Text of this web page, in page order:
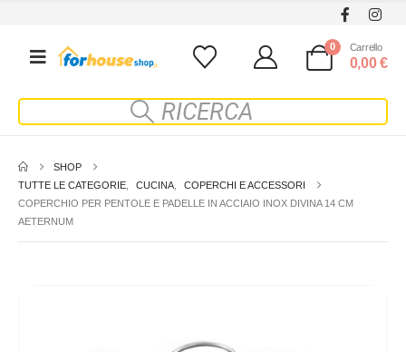
0 Carrello
0,00€
SHOP
TUTTE LE CATEGORIE
CUCINA
COPERCHI E ACCESSORI
COPERCHIO PER PENTOLE E PADELLE IN ACCIAIO INOX DIVINA 14 CM
AETERNUM